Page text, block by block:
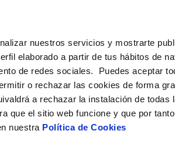
nuestros servicios y mostrarte
elaborado a partir de tus hábitos de
de redes sociales. Puedes aceptar
o rechazar las cookies de forma
a rechazar la instalación de todas
que el sitio web funcione y que por
nuestra Política de Cookies
MODIFICACIÓN DE DATOS
Actualizar datos bancarios
Actualizar datos de
COMPROMISO DE SERVICIO
Carta de compromisos
Customer Counsel (Defensa del
Tu Agua
CUIDADOS DEL AGUA
Consejos de ahorro
Depósitos comunitarios
Conócenos
PERFIL DEL CONTRATANTE
Plataforma de contratación del
público
Portal del proveedor